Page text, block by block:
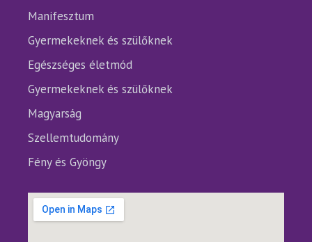
Manifesztum
Gyermekeknek és szülőknek
Egészséges életmód
Gyermekeknek és szülőknek
Magyarság
Szellemtudomány
Fény és Gyöngy